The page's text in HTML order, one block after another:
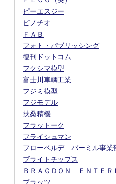
ピーエスジー
ピノチオ
ＦＡＢ
フォト・パブリッシング
復刊ドットコム
フクシマ模型
富士川車輌工業
フジミ模型
フジモデル
扶桑精機
フラットーク
フライシュマン
フローベルデ パーミル事業
ブライトチップス
ＢＲＡＧＤＯＮ ＥＮＴＥＲ
プラッツ